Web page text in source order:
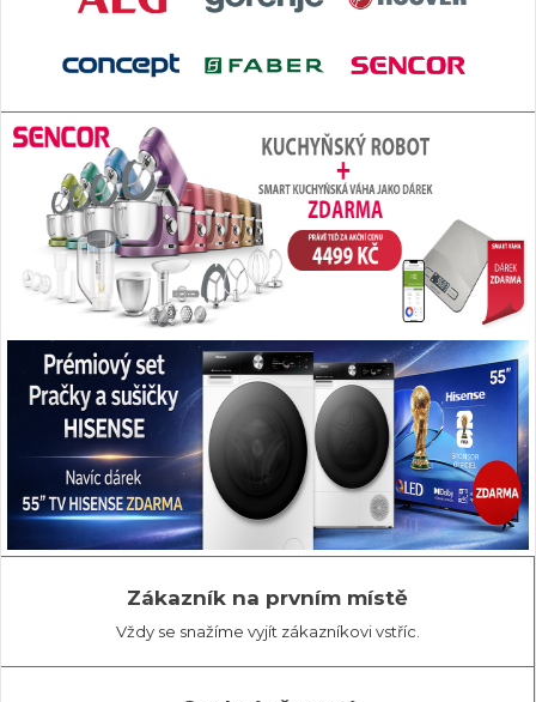
Zákazník na prvním místě
Vždy se snažíme vyjít zákazníkovi vstříc.